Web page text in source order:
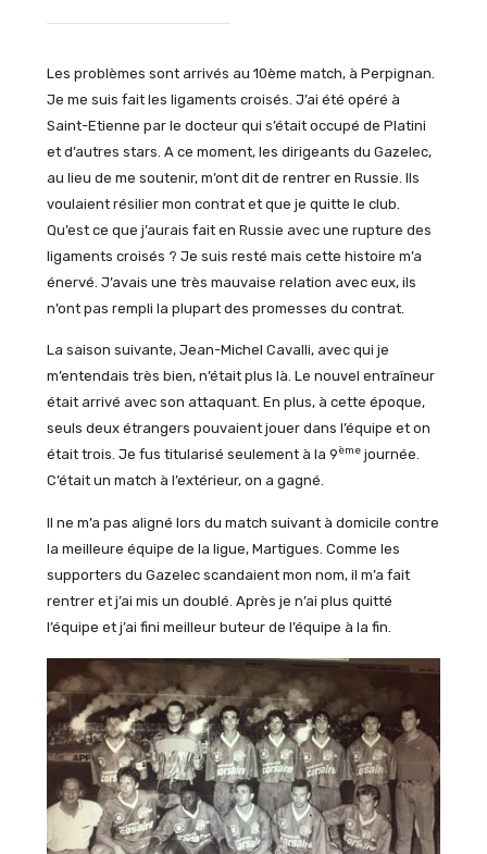
Les problèmes sont arrivés au 10ème match, à Perpignan.
Je me suis fait les ligaments croisés. J’ai été opéré à
Saint-Etienne par le docteur qui s’était occupé de Platini
et d’autres stars. A ce moment, les dirigeants du Gazelec,
au lieu de me soutenir, m’ont dit de rentrer en Russie. Ils
voulaient résilier mon contrat et que je quitte le club.
Qu’est ce que j’aurais fait en Russie avec une rupture des
ligaments croisés ? Je suis resté mais cette histoire m’a
énervé. J’avais une très mauvaise relation avec eux, ils
n’ont pas rempli la plupart des promesses du contrat.
La saison suivante, Jean-Michel Cavalli, avec qui je
m’entendais très bien, n’était plus là. Le nouvel entraîneur
était arrivé avec son attaquant. En plus, à cette époque,
seuls deux étrangers pouvaient jouer dans l’équipe et on
était trois. Je fus titularisé seulement à la 9èmejournée.
C’était un match à l’extérieur, on a gagné.
Il ne m’a pas aligné lors du match suivant à domicile contre
la meilleure équipe de la ligue, Martigues. Comme les
supporters du Gazelec scandaient mon nom, il m’a fait
rentrer et j’ai mis un doublé. Après je n’ai plus quitté
l’équipe et j’ai fini meilleur buteur de l’équipe à la fin.